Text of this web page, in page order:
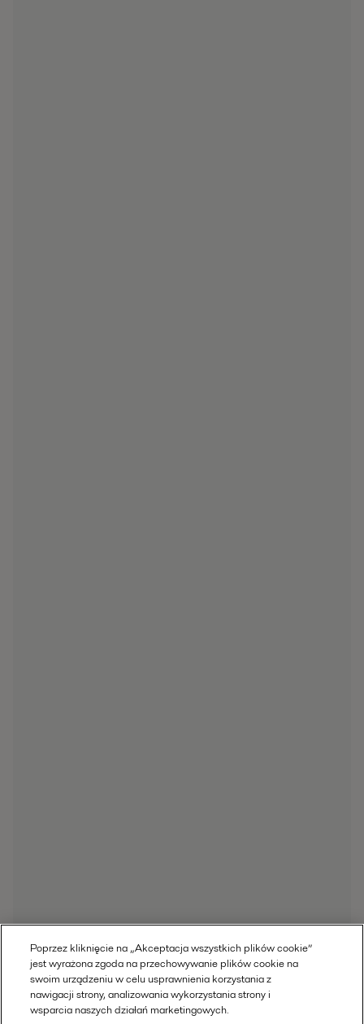
Poprzez kliknięcie na „Akceptacja wszystkich plików cookie”
jest wyrażona zgoda na przechowywanie plików cookie na
swoim urządzeniu w celu usprawnienia korzystania z
nawigacji strony, analizowania wykorzystania strony i
wsparcia naszych działań marketingowych.